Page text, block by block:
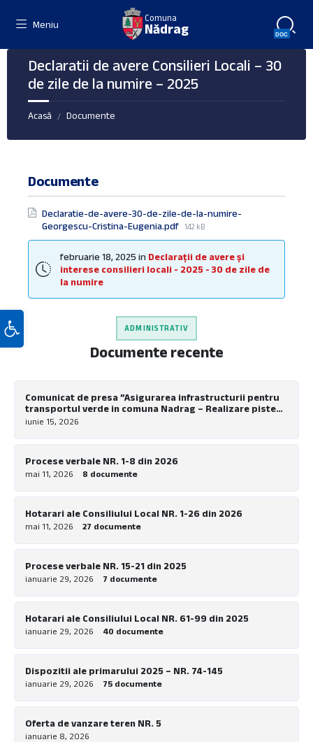
Deschide bara de unelte
Meniu
Comuna
Nădrag
Declaratii de avere Consilieri Locali – 30
de zile de la numire – 2025
Acasă / Documente
Documente
Declaratie-de-avere-30-de-zile-de-la-numire-
Georgescu-Cristina-Eugenia.pdf File
size:
142 kB
februarie 18, 2025 in Declarații de avere și
interese consilieri locali - 2025 - 30 de zile de
la numire
ADMINISTRATIV
Documente recente
Comunicat de presa ”Asigurarea infrastructurii pentru
transportul verde in comuna Nadrag – Realizare piste
pentru biciclete la nivel local”
iunie 15, 2026
Procese verbale NR. 1-8 din 2026
mai 11, 2026 8 documente
Hotarari ale Consiliului Local NR. 1-26 din 2026
mai 11, 2026 27 documente
Procese verbale NR. 15-21 din 2025
ianuarie 29, 2026 7 documente
Hotarari ale Consiliului Local NR. 61-99 din 2025
ianuarie 29, 2026 40 documente
Dispozitii ale primarului 2025 – NR. 74-145
ianuarie 29, 2026 75 documente
Oferta de vanzare teren NR. 5
ianuarie 8, 2026